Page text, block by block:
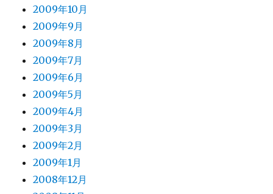
2009年10月
2009年9月
2009年8月
2009年7月
2009年6月
2009年5月
2009年4月
2009年3月
2009年2月
2009年1月
2008年12月